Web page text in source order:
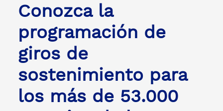
Conozca la
programación de
giros de
sostenimiento para
los más de 53.000